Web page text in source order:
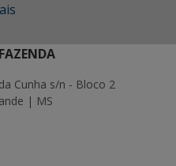
Cunha s/n - Bloco 2
| MS